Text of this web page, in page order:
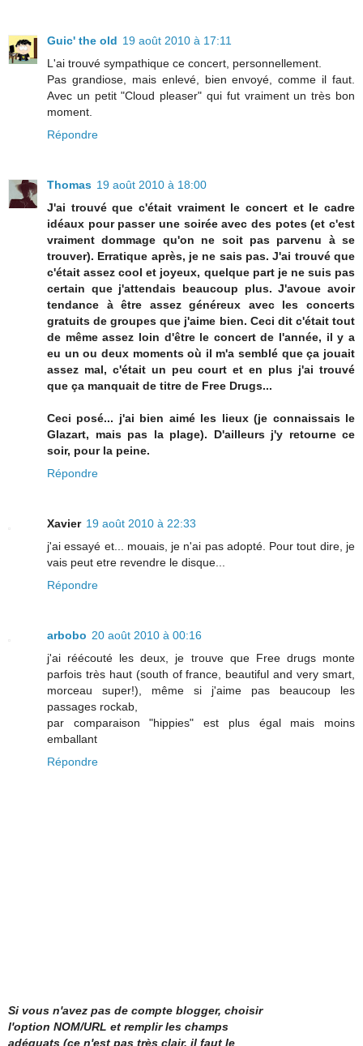
Guic' the old 19 août 2010 à 17:11
L'ai trouvé sympathique ce concert, personnellement.
Pas grandiose, mais enlevé, bien envoyé, comme il faut.
Avec un petit "Cloud pleaser" qui fut vraiment un très bon
moment.
Répondre
Thomas 19 août 2010 à 18:00
J'ai trouvé que c'était vraiment le concert et le cadre
idéaux pour passer une soirée avec des potes (et c'est
vraiment dommage qu'on ne soit pas parvenu à se
trouver). Erratique après, je ne sais pas. J'ai trouvé que
c'était assez cool et joyeux, quelque part je ne suis pas
certain que j'attendais beaucoup plus. J'avoue avoir
tendance à être assez généreux avec les concerts
gratuits de groupes que j'aime bien. Ceci dit c'était tout
de même assez loin d'être le concert de l'année, il y a
eu un ou deux moments où il m'a semblé que ça jouait
assez mal, c'était un peu court et en plus j'ai trouvé
que ça manquait de titre de Free Drugs...
Ceci posé... j'ai bien aimé les lieux (je connaissais le
Glazart, mais pas la plage). D'ailleurs j'y retourne ce
soir, pour la peine.
Répondre
Xavier 19 août 2010 à 22:33
j'ai essayé et... mouais, je n'ai pas adopté. Pour tout dire, je
vais peut etre revendre le disque...
Répondre
arbobo 20 août 2010 à 00:16
j'ai réécouté les deux, je trouve que Free drugs monte
parfois très haut (south of france, beautiful and very smart,
morceau super!), même si j'aime pas beaucoup les
passages rockab,
par comparaison "hippies" est plus égal mais moins
emballant
Répondre
Si vous n'avez pas de compte blogger, choisir
l'option NOM/URL et remplir les champs
adéquats (ce n'est pas très clair, il faut le